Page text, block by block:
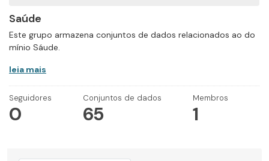
Saúde
Este grupo armazena conjuntos de dados relacionados ao do
mínio Sáude.
leia mais
Seguidores
0
Conjuntos de dados
65
Membros
1